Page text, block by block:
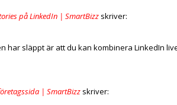
på LinkedIn | SmartBizz skriver:
har släppt är att du kan kombinera LinkedIn
| SmartBizz skriver: